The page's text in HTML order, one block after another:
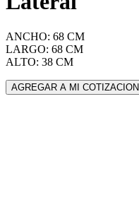
ANCHO: 68 CM
LARGO: 68 CM
ALTO: 38 CM
AGREGAR A MI COTIZACION